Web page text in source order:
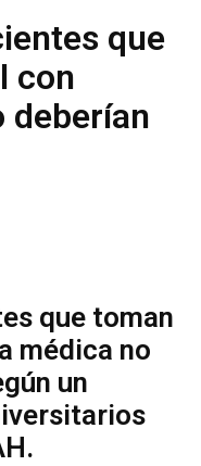
que
con
deberían
que toman
médica no
un